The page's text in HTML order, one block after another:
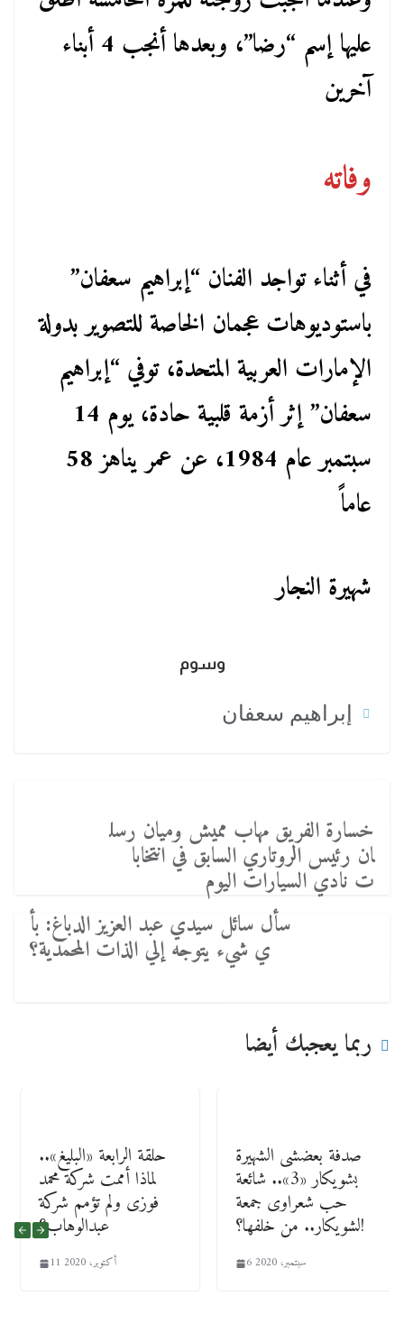
عليها إسم “رضا”، وبعدها أنجب 4 أبناء
آخرين
وفاته
في أثناء تواجد الفنان “إبراهيم سعفان”
باستوديوهات عجمان الخاصة للتصوير بدولة
الإمارات العربية المتحدة، توفي “إبراهيم
سعفان” إثر أزمة قلبية حادة، يوم 14
سبتمبر عام 1984، عن عمر يناهز 58
عاماً
شهيرة النجار
وسوم
إبراهيم سعفان
خسارة الفريق مهاب مميش وميان رسل
ان رئيس الروتاري السابق في انتخابا
ت نادي السيارات اليوم
سأل سائل سيدي عبد العزيز الدباغ: بأ
ي شيء يتوجه إلي الذات المحمدية؟
ربما يعجبك أيضا
حلقة الرابعة «البليغ»..
لماذا أممت شركة محمد
فوزى ولم تؤمم شركة
عبدالوهاب؟
11 أكتوبر، 2020
صدفة بعضشى الشهيرة
بشويكار «3».. شائعة
حب شعراوى جمعة
لشويكار.. من خلفها؟!
6 سبتمبر، 2020